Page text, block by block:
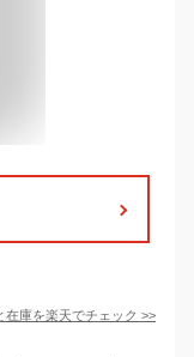
在庫を楽天でチェック >>